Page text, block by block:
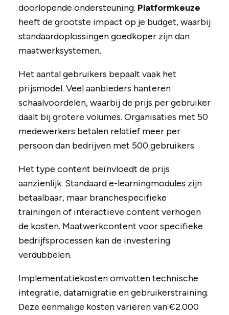
doorlopende ondersteuning. Platformkeuze
heeft de grootste impact op je budget, waarbij
standaardoplossingen goedkoper zijn dan
maatwerksystemen.
Het aantal gebruikers bepaalt vaak het
prijsmodel. Veel aanbieders hanteren
schaalvoordelen, waarbij de prijs per gebruiker
daalt bij grotere volumes. Organisaties met 50
medewerkers betalen relatief meer per
persoon dan bedrijven met 500 gebruikers.
Het type content beïnvloedt de prijs
aanzienlijk. Standaard e-learningmodules zijn
betaalbaar, maar branchespecifieke
trainingen of interactieve content verhogen
de kosten. Maatwerkcontent voor specifieke
bedrijfsprocessen kan de investering
verdubbelen.
Implementatiekosten omvatten technische
integratie, datamigratie en gebruikerstraining.
Deze eenmalige kosten variëren van €2.000